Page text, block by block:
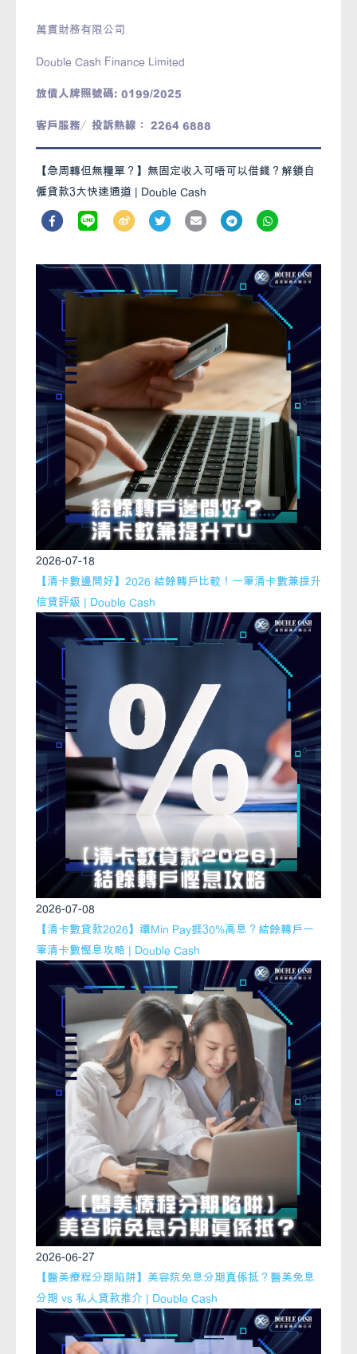
萬貫財務有限公司
Double Cash Finance Limited
放債人牌照號碼: 0199/2025
客戶服務／投訴熱線： 2264 6888
【急周轉但無糧單？】無固定收入可唔可以借錢？解鎖自
僱貸款3大快速通道 | Double Cash
2026-07-18
【清卡數邊間好】2026 結餘轉戶比較！一筆清卡數兼提升
信貸評級 | Double Cash
2026-07-08
【清卡數貸款2026】還Min Pay捱30%高息？結餘轉戶一
筆清卡數慳息攻略 | Double Cash
2026-06-27
【醫美療程分期陷阱】美容院免息分期真係抵？醫美免息
分期 vs 私人貸款推介 | Double Cash